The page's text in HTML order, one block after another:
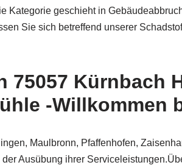
geschieht in
Sie sich betreffend unserer
Kürnbach
-Willkommen
Maulbronn, Pfaffenhofen,
Ausübung ihrer